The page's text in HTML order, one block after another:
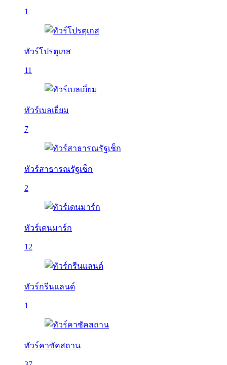
1
ทัวร์โปรตุเกส
11
ทัวร์เบลเยี่ยม
7
ทัวร์สาธารณรัฐเช็ก
2
ทัวร์เดนมาร์ก
12
ทัวร์กรีนแลนด์
1
ทัวร์คาซัคสถาน